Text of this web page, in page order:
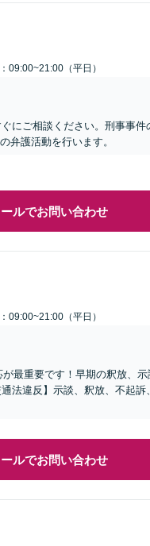
09:00~21:00（平日）
にご相談ください。刑事事件
弁護活動を行います。
ールでお問い合わせ
09:00~21:00（平日）
最重要です！早期の釈放、示
法違反】示談、釈放、不起訴
ールでお問い合わせ